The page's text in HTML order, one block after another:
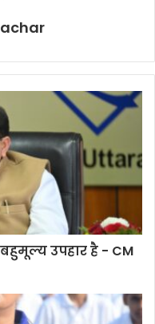
बहुमूल्य उपहार है - CM